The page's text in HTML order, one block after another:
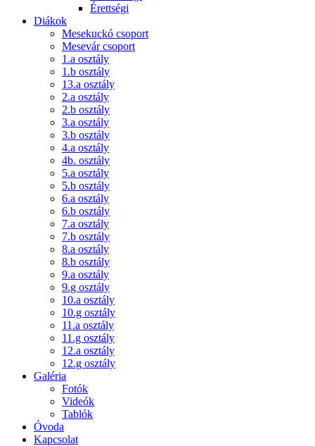
Érettségi
Diákok
Mesekuckó csoport
Mesevár csoport
1.a osztály
1.b osztály
13.a osztály
2.a osztály
2.b osztály
3.a osztály
3.b osztály
4.a osztály
4b. osztály
5.a osztály
5.b osztály
6.a osztály
6.b osztály
7.a osztály
7.b osztály
8.a osztály
8.b osztály
9.a osztály
9.g osztály
10.a osztály
10.g osztály
11.a osztály
11.g osztály
12.a osztály
12.g osztály
Galéria
Fotók
Videók
Tablók
Óvoda
Kapcsolat